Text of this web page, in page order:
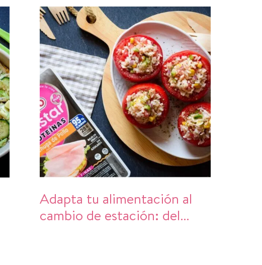
Adapta tu alimentación al
cambio de estación: del